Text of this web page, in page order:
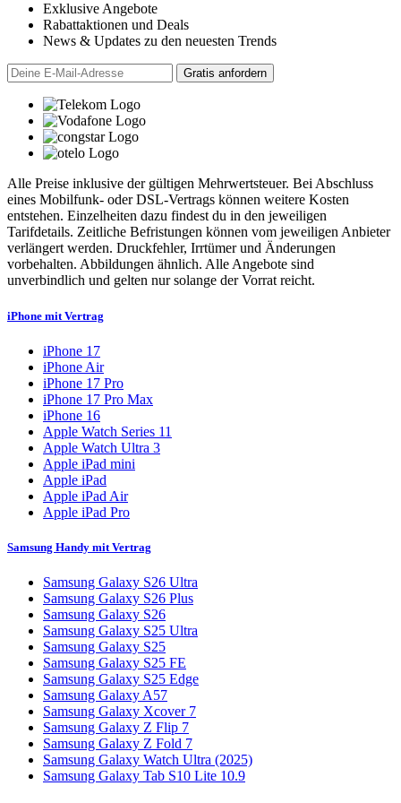
Exklusive Angebote
Rabattaktionen und Deals
News & Updates zu den neuesten Trends
Alle Preise inklusive der gültigen Mehrwertsteuer. Bei Abschluss
eines Mobilfunk- oder DSL-Vertrags können weitere Kosten
entstehen. Einzelheiten dazu findest du in den jeweiligen
Tarifdetails. Zeitliche Befristungen können vom jeweiligen Anbieter
verlängert werden. Druckfehler, Irrtümer und Änderungen
vorbehalten. Abbildungen ähnlich. Alle Angebote sind
unverbindlich und gelten nur solange der Vorrat reicht.
iPhone mit Vertrag
iPhone 17
iPhone Air
iPhone 17 Pro
iPhone 17 Pro Max
iPhone 16
Apple Watch Series 11
Apple Watch Ultra 3
Apple iPad mini
Apple iPad
Apple iPad Air
Apple iPad Pro
Samsung Handy mit Vertrag
Samsung Galaxy S26 Ultra
Samsung Galaxy S26 Plus
Samsung Galaxy S26
Samsung Galaxy S25 Ultra
Samsung Galaxy S25
Samsung Galaxy S25 FE
Samsung Galaxy S25 Edge
Samsung Galaxy A57
Samsung Galaxy Xcover 7
Samsung Galaxy Z Flip 7
Samsung Galaxy Z Fold 7
Samsung Galaxy Watch Ultra (2025)
Samsung Galaxy Tab S10 Lite 10.9